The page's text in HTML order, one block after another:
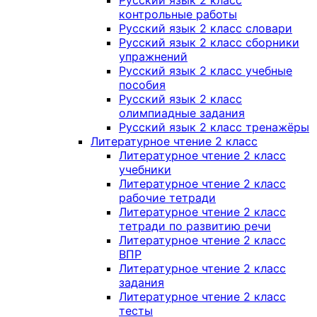
контрольные работы
Русский язык 2 класс словари
Русский язык 2 класс сборники
упражнений
Русский язык 2 класс учебные
пособия
Русский язык 2 класс
олимпиадные задания
Русский язык 2 класс тренажёры
Литературное чтение 2 класс
Литературное чтение 2 класс
учебники
Литературное чтение 2 класс
рабочие тетради
Литературное чтение 2 класс
тетради по развитию речи
Литературное чтение 2 класс
ВПР
Литературное чтение 2 класс
задания
Литературное чтение 2 класс
тесты